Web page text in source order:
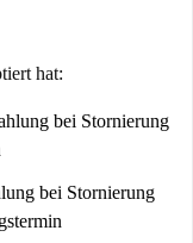
hat:
bei Stornierung
bei Stornierung